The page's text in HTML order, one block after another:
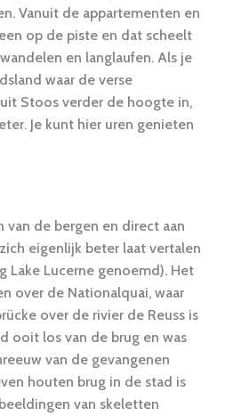
Vanuit de appartementen en
op de piste en dat scheelt
en langlaufen. Als je
waar de verse
Stoos verder de hoogte in,
Je kunt hier uren genieten
de bergen en direct aan
eigenlijk beter laat vertalen
Lake Lucerne genoemd). Het
over de Nationalquai, waar
over de rivier de Reuss is
ooit los van de brug en was
van de gevangenen
houten brug in de stad is
van skeletten